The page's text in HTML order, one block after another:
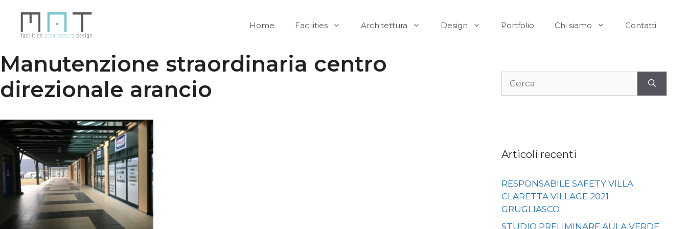
contenuto
Home Facilities Architettura Design Portfolio Chi siamo Contatti
Manutenzione straordinaria centro
direzionale arancio
Articoli recenti
RESPONSABILE SAFETY VILLA
CLARETTA VILLAGE 2021
GRUGLIASCO
STUDIO PRELIMINARE AULA VERDE